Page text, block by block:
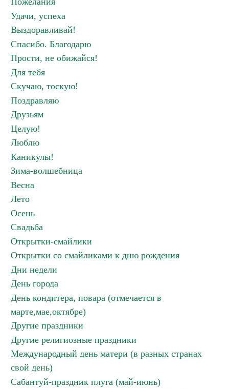
Удачи, успеха
Выздоравливай!
Спасибо. Благодарю
Прости, не обижайся!
Для тебя
Скучаю, тоскую!
Поздравляю
Друзьям
Целую!
Люблю
Каникулы!
Зима-волшебница
Весна
Лето
Осень
Свадьба
Открытки-смайлики
Открытки со смайликами к дню рождения
Дни недели
День города
День кондитера, повара (отмечается в
марте,мае,октябре)
Другие праздники
Другие религиозные праздники
Международный день матери (в разных странах
свой день)
Сабантуй-праздник плуга (май-июнь)